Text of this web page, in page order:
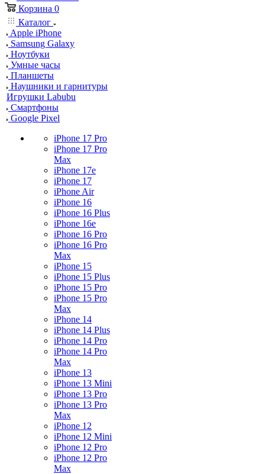
Корзина 0
Каталог
Apple iPhone
Samsung Galaxy
Ноутбуки
Умные часы
Планшеты
Наушники и гарнитуры
Игрушки Labubu
Смартфоны
Google Pixel
iPhone 17 Pro
iPhone 17 Pro
Max
iPhone 17e
iPhone 17
iPhone Air
iPhone 16
iPhone 16 Plus
iPhone 16e
iPhone 16 Pro
iPhone 16 Pro
Max
iPhone 15
iPhone 15 Plus
iPhone 15 Pro
iPhone 15 Pro
Max
iPhone 14
iPhone 14 Plus
iPhone 14 Pro
iPhone 14 Pro
Max
iPhone 13
iPhone 13 Mini
iPhone 13 Pro
iPhone 13 Pro
Max
iPhone 12
iPhone 12 Mini
iPhone 12 Pro
iPhone 12 Pro
Max